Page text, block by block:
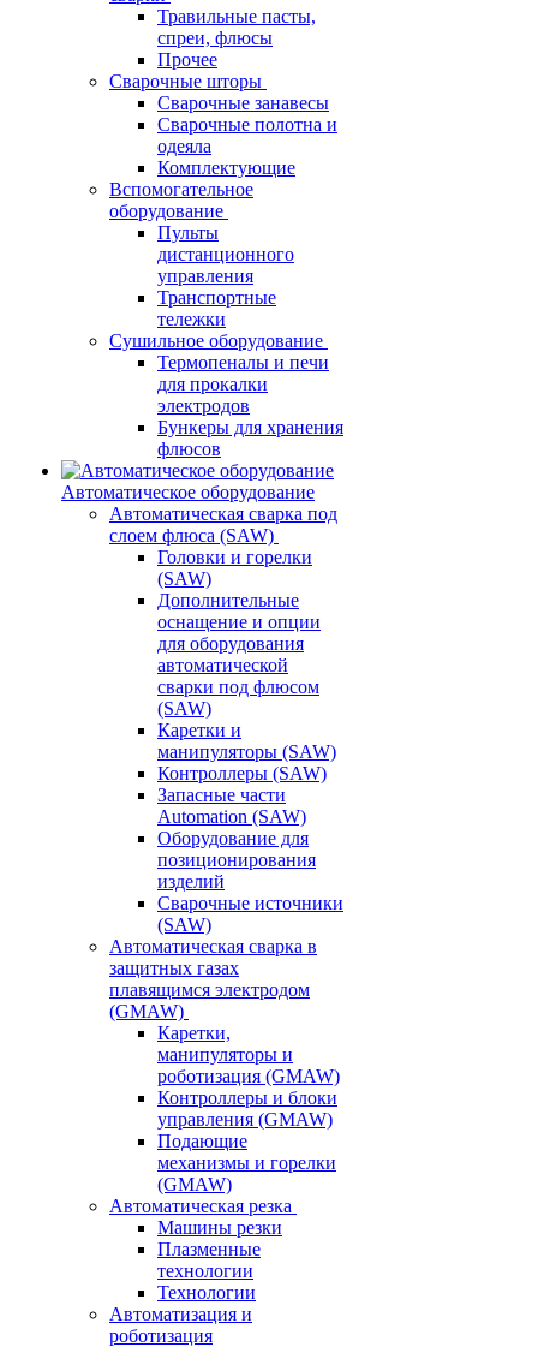
Травильные пасты,
спреи, флюсы
Прочее
Сварочные шторы
Сварочные занавесы
Сварочные полотна и
одеяла
Комплектующие
Вспомогательное
оборудование
Пульты
дистанционного
управления
Транспортные
тележки
Сушильное оборудование
Термопеналы и печи
для прокалки
электродов
Бункеры для хранения
флюсов
Автоматическое оборудование
Автоматическая сварка под
слоем флюса (SAW)
Головки и горелки
(SAW)
Дополнительные
оснащение и опции
для оборудования
автоматической
сварки под флюсом
(SAW)
Каретки и
манипуляторы (SAW)
Контроллеры (SAW)
Запасные части
Automation (SAW)
Оборудование для
позиционирования
изделий
Сварочные источники
(SAW)
Автоматическая сварка в
защитных газах
плавящимся электродом
(GMAW)
Каретки,
манипуляторы и
роботизация (GMAW)
Контроллеры и блоки
управления (GMAW)
Подающие
механизмы и горелки
(GMAW)
Автоматическая резка
Машины резки
Плазменные
технологии
Технологии
Автоматизация и
роботизация